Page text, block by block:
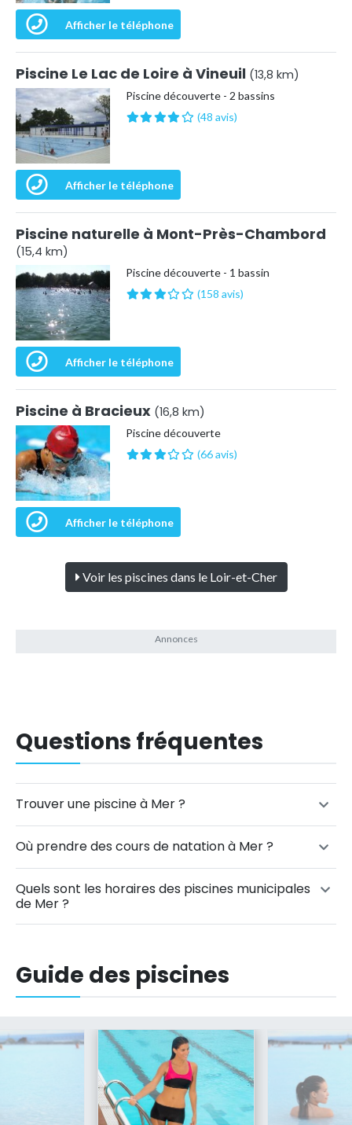
Afficher le téléphone
Piscine Le Lac de Loire à Vineuil (13,8 km)
Piscine découverte - 2 bassins
(48 avis)
Afficher le téléphone
Piscine naturelle à Mont-Près-Chambord
(15,4 km)
Piscine découverte - 1 bassin
(158 avis)
Afficher le téléphone
Piscine à Bracieux (16,8 km)
Piscine découverte
(66 avis)
Afficher le téléphone
Voir les piscines dans le Loir-et-Cher
Questions fréquentes
Trouver une piscine à Mer ?
Où prendre des cours de natation à Mer ?
Quels sont les horaires des piscines municipales
de Mer ?
Guide des piscines